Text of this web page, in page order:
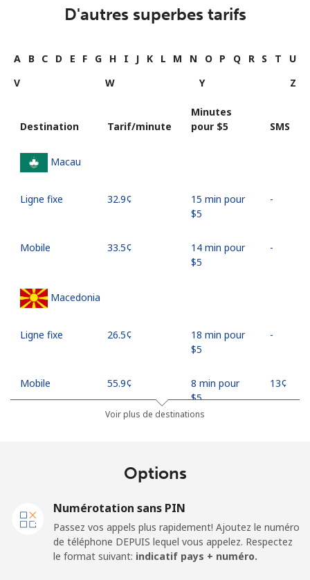
D'autres superbes tarifs
A B C D E F G H I J K L M N O P Q R S T
U
V
W Y Z
Destination Tarif/minute
Minutes
pour ⁦$5⁩
SMS
Macau
Ligne fixe ⁦32.9¢⁩
15 min pour
⁦$5⁩
-
Mobile ⁦33.5¢⁩
14 min pour
⁦$5⁩
-
Macedonia
Ligne fixe ⁦26.5¢⁩
18 min pour
⁦$5⁩
-
Mobile ⁦55.9¢⁩
8 min pour
⁦$5⁩
⁦13¢⁩
⁦81.9¢⁩
Mobile
⁦$5⁩
Voir plus de destinations
Options
Numérotation sans PIN
Passez vos appels plus rapidement! Ajoutez le numéro
de téléphone DEPUIS lequel vous appelez. Respectez
le format suivant: indicatif pays + numéro.